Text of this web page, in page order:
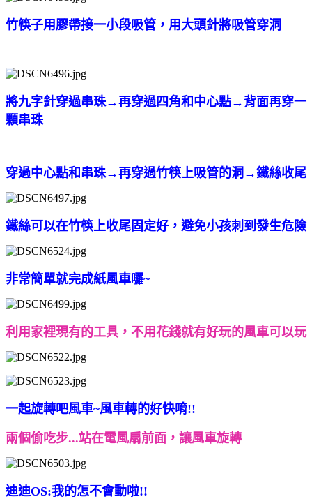
竹筷子用膠帶接一小段吸管，用大頭針將吸管穿洞
將九字針穿過串珠→再穿過四角和中心點→背面再穿一
顆串珠
穿過中心點和串珠→再穿過竹筷上吸管的洞→鐵絲收尾
鐵絲可以在竹筷上收尾固定好，避免小孩刺到發生危險
非常簡單就完成紙風車囉~
利用家裡現有的工具，不用花錢就有好玩的風車可以玩
一起旋轉吧風車~風車轉的好快唷!!
兩個偷吃步...站在電風扇前面，讓風車旋轉
迪迪OS:我的怎不會動啦!!